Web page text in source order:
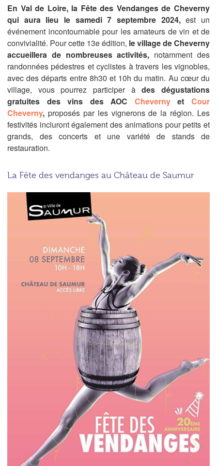
En Val de Loire, la Fête des Vendanges de Cheverny
qui aura lieu le samedi 7 septembre 2024,est un
événement incontournable pour les amateurs de vin et de
convivialité. Pour cette 13e édition, le village de Cheverny
accueillera de nombreuses activités, notamment des
randonnées pédestres et cyclistes à travers les vignobles,
avec des départs entre 8h30 et 10h du matin. Au cœur du
village, vous pourrez participer àdes dégustations
gratuites des vins des AOC ChevernyetCour
Cheverny, proposés par les vignerons de la région. Les
festivités incluront également des animations pour petits et
grands, des concerts et une variété de stands de
restauration.
La Fête des vendanges au Château de Saumur